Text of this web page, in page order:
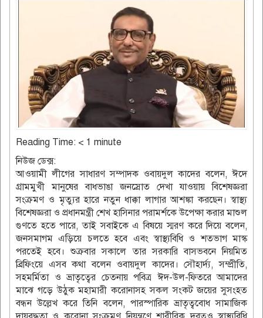
Reading Time: < 1 minute
নিউজ ডেক্স:
আওয়ামী লীগের সাধারণ সম্পাদক ওবায়দুল কাদের বলেন, ঈদে
গ্রামমুখী মানুষের বাধভাঙা জনস্রোত দেখা যাওয়ায় বিশেষজ্ঞরা
সংক্রমণ ও মৃত্যুর হারে নতুন ধাক্কা লাগার আশঙ্কা করছেন। স্বাস্থ্য
বিশেষজ্ঞরা ও প্রধানমন্ত্রী শেখ হাসিনার পরামর্শকে উপেক্ষা করার মাশুল
গুণতে হতে পারে, তাই সবাইকে এ বিষয়ে স্মরণ করে দিয়ে বলেন,
জনসমাগম এড়িয়ে চলতে হবে এবং স্বাস্থ্যবিধি ও শতভাগ মাস্ক
পরতেই হবে। শুক্রবার সকালে তার সরকারি বাসভবনে নিয়মিত
ব্রিফিংয়ে এসব কথা বলেন ওবায়দুল কাদের। সৌহার্দ্য, সম্প্রীতি,
সহমর্মিতা ও ভ্রাতৃত্বের চেতনায় পবিত্র ঈদ-উল-ফিতরে আমাদের
মাঝে গড়ে উঠুক মহামারী করোনাসহ সকল সংকট জয়ের সুসংহত
বন্ধন উল্লেখ করে তিনি বলেন, পারস্পারিক ভ্রাতৃত্ববোধ সামাজিক